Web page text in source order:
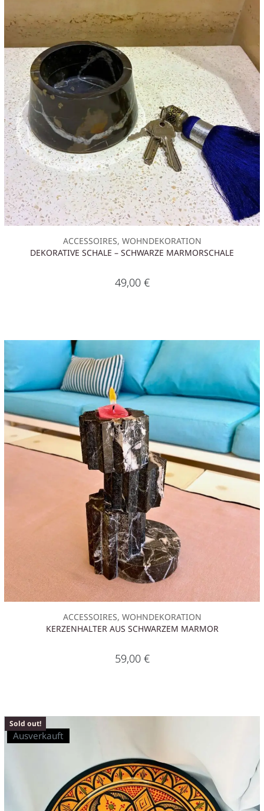
ACCESSOIRES, WOHNDEKORATION
DEKORATIVE SCHALE – SCHWARZE MARMORSCHALE
49,00 €
ACCESSOIRES, WOHNDEKORATION
KERZENHALTER AUS SCHWARZEM MARMOR
59,00 €
Ausverkauft
Sold out!